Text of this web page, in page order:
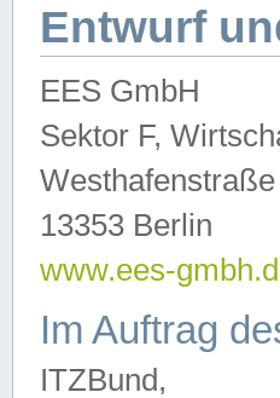
Entwurf
EES GmbH
Sektor F,
13353 Berlin
www.ees-
Im Auftrag
ITZBund,